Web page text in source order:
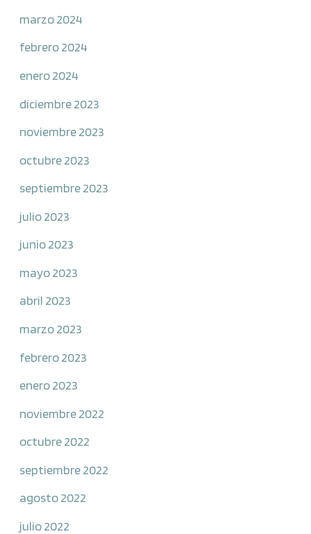
marzo 2024
febrero 2024
enero 2024
diciembre 2023
noviembre 2023
octubre 2023
septiembre 2023
julio 2023
junio 2023
mayo 2023
abril 2023
marzo 2023
febrero 2023
enero 2023
noviembre 2022
octubre 2022
septiembre 2022
agosto 2022
julio 2022